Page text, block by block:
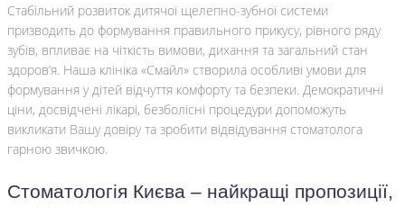
Стабільний розвиток дитячої щелепно-зубної системи
призводить до формування правильного прикусу, рівного ряду
зубів, впливає на чіткість вимови, дихання та загальний стан
здоров’я. Наша клініка «Смайл» створила особливі умови для
формування у дітей відчуття комфорту та безпеки. Демократичні
ціни, досвідчені лікарі, безболісні процедури допоможуть
викликати Вашу довіру та зробити відвідування стоматолога
гарною звичкою.
Стоматологія Києва – найкращі пропозиції,